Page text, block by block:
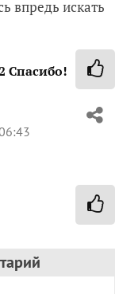
впредь искать
Спасибо!